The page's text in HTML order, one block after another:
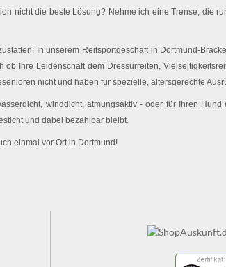
nicht die beste Lösung? Nehme ich eine Trense, die
In unserem Reitsportgeschäft in Dortmund-
Ihre Leidenschaft dem Dressurreiten,
nicht und haben für spezielle, altersgerechte
winddicht, atmungsaktiv - oder für Ihren
und dabei bezahlbar bleibt.
einmal vor Ort in Dortmund!